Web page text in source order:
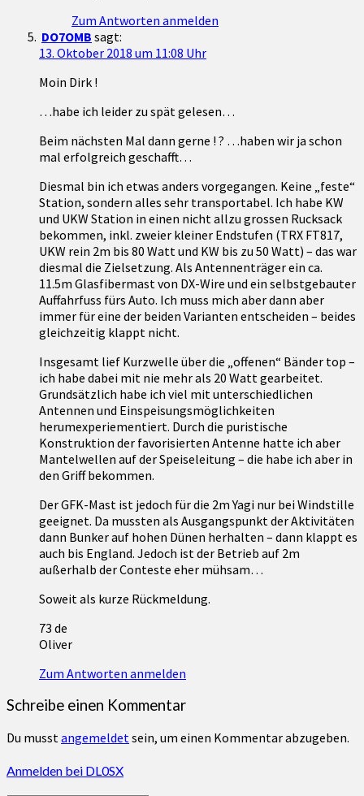
Zum Antworten anmelden
DO7OMB sagt:
13. Oktober 2018 um 11:08 Uhr
Moin Dirk !
…habe ich leider zu spät gelesen…
Beim nächsten Mal dann gerne ! ? …haben wir ja schon
mal erfolgreich geschafft…
Diesmal bin ich etwas anders vorgegangen. Keine „feste“
Station, sondern alles sehr transportabel. Ich habe KW
und UKW Station in einen nicht allzu grossen Rucksack
bekommen, inkl. zweier kleiner Endstufen (TRX FT817,
UKW rein 2m bis 80 Watt und KW bis zu 50 Watt) – das war
diesmal die Zielsetzung. Als Antennenträger ein ca.
11.5m Glasfibermast von DX-Wire und ein selbstgebauter
Auffahrfuss fürs Auto. Ich muss mich aber dann aber
immer für eine der beiden Varianten entscheiden – beides
gleichzeitig klappt nicht.
Insgesamt lief Kurzwelle über die „offenen“ Bänder top –
ich habe dabei mit nie mehr als 20 Watt gearbeitet.
Grundsätzlich habe ich viel mit unterschiedlichen
Antennen und Einspeisungsmöglichkeiten
herumexperiementiert. Durch die puristische
Konstruktion der favorisierten Antenne hatte ich aber
Mantelwellen auf der Speiseleitung – die habe ich aber in
den Griff bekommen.
Der GFK-Mast ist jedoch für die 2m Yagi nur bei Windstille
geeignet. Da mussten als Ausgangspunkt der Aktivitäten
dann Bunker auf hohen Dünen herhalten – dann klappt es
auch bis England. Jedoch ist der Betrieb auf 2m
außerhalb der Conteste eher mühsam…
Soweit als kurze Rückmeldung.
73 de
Oliver
Zum Antworten anmelden
Schreibe einen Kommentar
Du musst angemeldet sein, um einen Kommentar abzugeben.
Anmelden bei DL0SX